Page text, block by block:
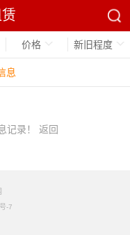
价格 新旧程度
息
记录！ 返回
-7